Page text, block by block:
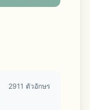
2911 ตัวอักษร